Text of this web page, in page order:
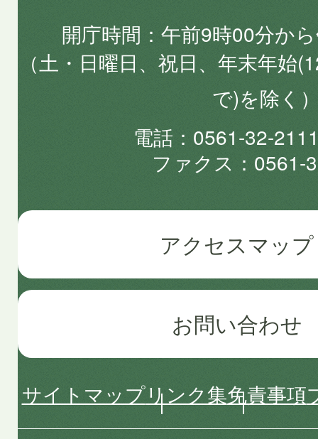
開庁時間
午前9時00分か
（土・日曜日、祝日、年末年始
で)を除く
電話
0561-32-
ファクス
0561-
アクセスマップ
お問い合わせ
サイトマップリンク集免責事項